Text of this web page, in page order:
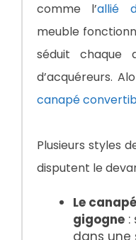
comme l’allié
meuble
séduit chaque
d’acquéreurs.
canapé
Plusieurs styles
disputent le
Le
gigogne :
dans une